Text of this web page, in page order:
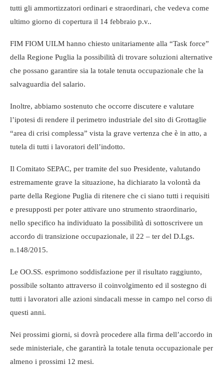
tutti gli ammortizzatori ordinari e straordinari, che vedeva come
ultimo giorno di copertura il 14 febbraio p.v..
FIM FIOM UILM hanno chiesto unitariamente alla “Task force”
della Regione Puglia la possibilità di trovare soluzioni alternative
che possano garantire sia la totale tenuta occupazionale che la
salvaguardia del salario.
Inoltre, abbiamo sostenuto che occorre discutere e valutare
l’ipotesi di rendere il perimetro industriale del sito di Grottaglie
“area di crisi complessa” vista la grave vertenza che è in atto, a
tutela di tutti i lavoratori dell’indotto.
Il Comitato SEPAC, per tramite del suo Presidente, valutando
estremamente grave la situazione, ha dichiarato la volontà da
parte della Regione Puglia di ritenere che ci siano tutti i requisiti
e presupposti per poter attivare uno strumento straordinario,
nello specifico ha individuato la possibilità di sottoscrivere un
accordo di transizione occupazionale, il 22 – ter del D.Lgs.
n.148/2015.
Le OO.SS. esprimono soddisfazione per il risultato raggiunto,
possibile soltanto attraverso il coinvolgimento ed il sostegno di
tutti i lavoratori alle azioni sindacali messe in campo nel corso di
questi anni.
Nei prossimi giorni, si dovrà procedere alla firma dell’accordo in
sede ministeriale, che garantirà la totale tenuta occupazionale per
almeno i prossimi 12 mesi.